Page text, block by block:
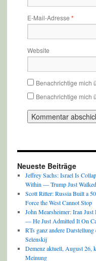
E-Mail-Adresse *
Website
Benachrichtige mich
Benachrichtige mich
Neueste Beiträge
Jeffrey Sachs: Israel Is
Within — Trump Just
Scott Ritter: Russia Built a
Force the West Cannot Stop
John Mearsheimer: Iran Just
— He Just Admitted It On
RTs ganz andere Darstellung
Selenskij
Demenz aktuell, August 26,
Meinung